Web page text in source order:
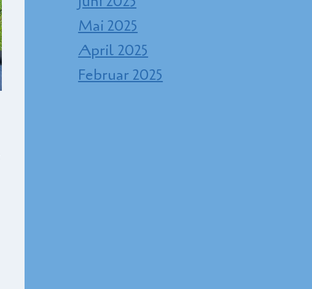
Mai 2025
April 2025
Februar 2025